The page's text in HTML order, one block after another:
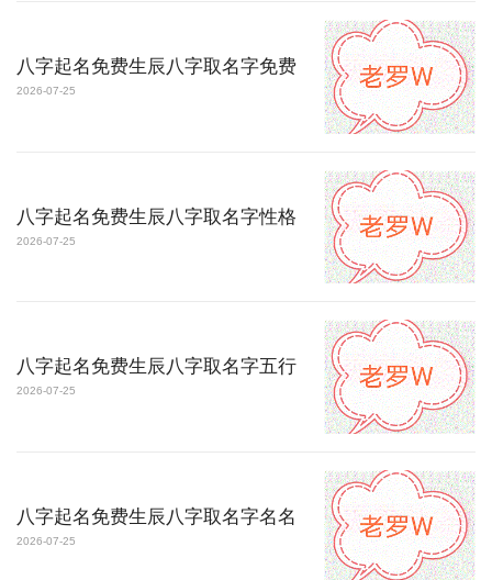
八字起名免费生辰八字取名字免费
2026-07-25
八字起名免费生辰八字取名字性格
2026-07-25
八字起名免费生辰八字取名字五行
2026-07-25
八字起名免费生辰八字取名字名名
2026-07-25